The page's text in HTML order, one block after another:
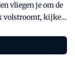
vliegen je om de
volstroomt, kijken
livemuziek in